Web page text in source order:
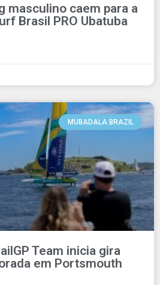
masculino caem para a
Brasil PRO Ubatuba
MUBADALA BRAZIL
Team inicia gira
em Portsmouth